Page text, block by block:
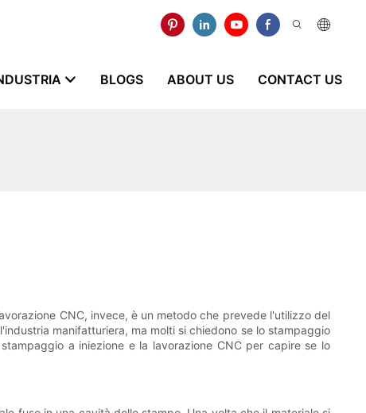
BLOGS ABOUT US CONTACT US
CNC, invece, è un metodo che prevede l'utilizzo del
manifatturiera, ma molti si chiedono se lo stampaggio
a iniezione e la lavorazione CNC per capire se lo